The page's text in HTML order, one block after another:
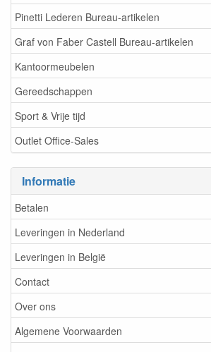
Pinetti Lederen Bureau-artikelen
Graf von Faber Castell Bureau-artikelen
Kantoormeubelen
Gereedschappen
Sport & Vrije tijd
Outlet Office-Sales
Informatie
Betalen
Leveringen in Nederland
Leveringen in België
Contact
Over ons
Algemene Voorwaarden